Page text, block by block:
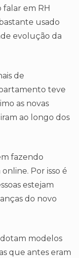
em RH
usado
evolução da
de
teve
as novas
ao longo dos
fazendo
Por isso é
estejam
do novo
modelos
que antes eram